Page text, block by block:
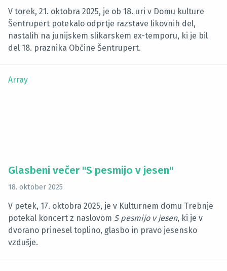
V torek, 21. oktobra 2025, je ob 18. uri v Domu kulture
Šentrupert potekalo odprtje razstave likovnih del,
nastalih na junijskem slikarskem ex-temporu, ki je bil
del 18. praznika Občine Šentrupert.
Array
Glasbeni večer "S pesmijo v jesen"
18. oktober 2025
V petek, 17. oktobra 2025, je v Kulturnem domu Trebnje
potekal koncert z naslovom S pesmijo v jesen, ki je v
dvorano prinesel toplino, glasbo in pravo jesensko
vzdušje.